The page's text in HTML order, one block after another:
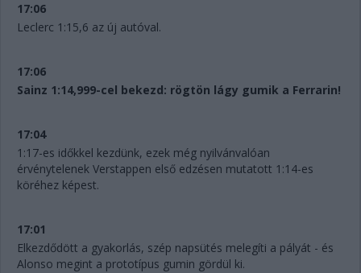
17:06
Leclerc 1:15,6 az új autóval.
17:06
Sainz 1:14,999-cel bekezd: rögtön lágy gumik a Ferrarin!
17:04
1:17-es időkkel kezdünk, ezek még nyilvánvalóan
érvénytelenek Verstappen első edzésen mutatott 1:14-es
köréhez képest.
17:01
Elkezdődött a gyakorlás, szép napsütés melegíti a pályát - és
Alonso megint a prototípus gumin gördül ki.